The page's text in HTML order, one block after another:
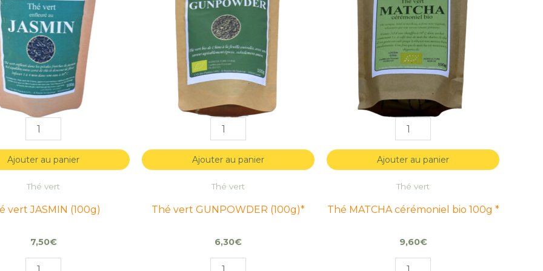
JASMIN
(100g)
Ajouter au panier
Thé vert
vert JASMIN (100g)
7,50€
JASMIN
(100g)
GUNPOWDER
(100g)*
Ajouter au panier
Thé vert
Thé vert GUNPOWDER (100g)*
6,30€
GUNPOWDER
(100g)*
cérémoniel
bio
100g
*
Ajouter au panier
Thé vert
Thé MATCHA cérémoniel bio 100g *
9,60€
cérémoniel
bio
100g
*